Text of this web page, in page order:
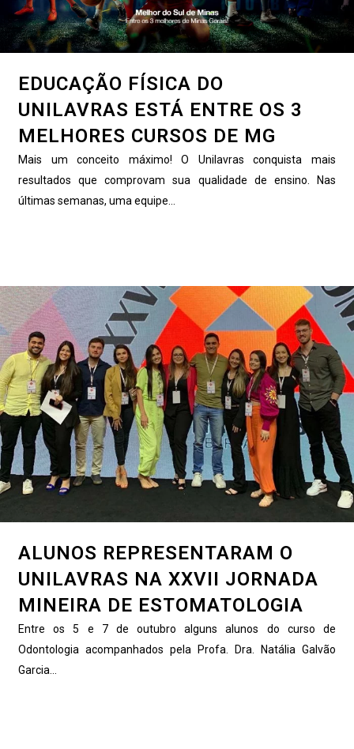
EDUCAÇÃO FÍSICA DO
UNILAVRAS ESTÁ ENTRE OS 3
MELHORES CURSOS DE MG
Mais um conceito máximo! O Unilavras conquista mais
resultados que comprovam sua qualidade de ensino. Nas
últimas semanas, uma equipe...
ALUNOS REPRESENTARAM O
UNILAVRAS NA XXVII JORNADA
MINEIRA DE ESTOMATOLOGIA
Entre os 5 e 7 de outubro alguns alunos do curso de
Odontologia acompanhados pela Profa. Dra. Natália Galvão
Garcia...